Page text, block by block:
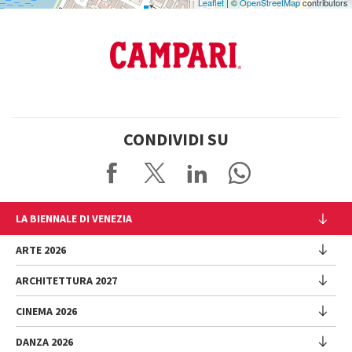
CONDIVIDI SU
LA BIENNALE DI VENEZIA
L'Istituzione
Cariche istituzionali
Storia
Luoghi
Sponsorship
ARTE 2026
Esposizione
Intervento di Pietrangelo Buttafuoco
Intervento di Koyo Kouoh / La squadra di Koyo Kouoh
ARCHITETTURA 2027
Mostra
CINEMA 2026
Mostra
DANZA 2026